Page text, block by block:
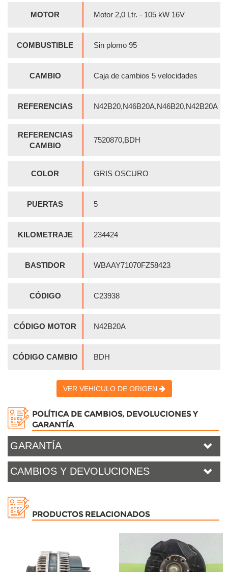
MOTOR Motor 2,0 Ltr. - 105 kW 16V
COMBUSTIBLE Sin plomo 95
CAMBIO Caja de cambios 5 velocidades
REFERENCIAS N42B20,N46B20A,N46B20,N42B20A
REFERENCIAS
CAMBIO
7520870,BDH
COLOR GRIS OSCURO
PUERTAS 5
KILOMETRAJE 234424
BASTIDOR WBAAY71070FZ58423
CÓDIGO C23938
CÓDIGO MOTOR N42B20A
CÓDIGO CAMBIO BDH
VER VEHICULO DE ORIGEN
POLÍTICA DE CAMBIOS, DEVOLUCIONES Y
GARANTÍA
GARANTÍA
CAMBIOS Y DEVOLUCIONES
PRODUCTOS RELACIONADOS